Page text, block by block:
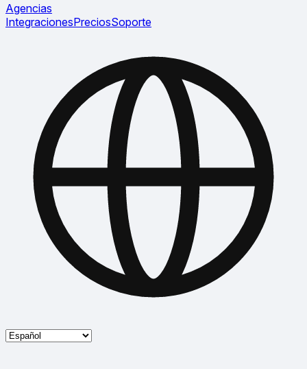
Agencias
IntegracionesPreciosSoporte